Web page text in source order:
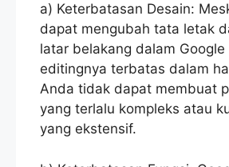
a) Keterbatasan Desain:
dapat mengubah tata letak
latar belakang dalam Google
editingnya terbatas dalam
Anda tidak dapat membuat
yang terlalu kompleks atau
yang ekstensif.